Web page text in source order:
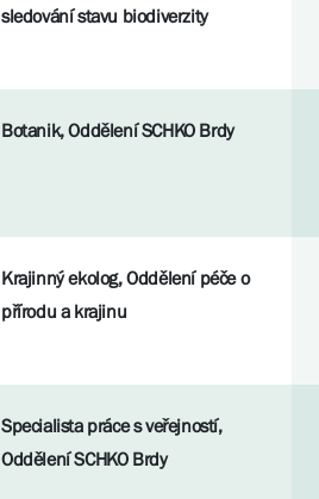
sledování stavu biodiverzity
Botanik, Oddělení SCHKO Brdy
Krajinný ekolog, Oddělení péče o
přírodu a krajinu
Specialista práce s veřejností,
Oddělení SCHKO Brdy